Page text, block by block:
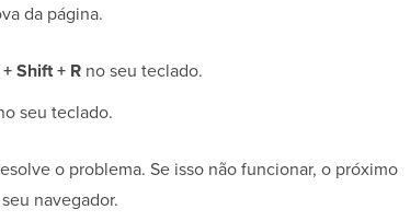
da página.
Shift + R no seu teclado.
seu teclado.
o problema. Se isso não funcionar, o próximo
navegador.